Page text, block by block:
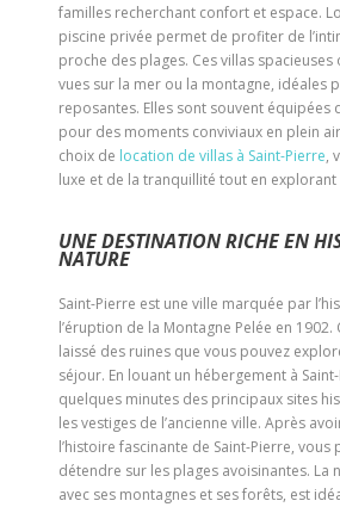
familles recherchant confort et espace.
piscine privée permet de profiter de
proche des plages. Ces villas
vues sur la mer ou la montagne, idéales
reposantes. Elles sont souvent équipées
pour des moments conviviaux en plein
choix de location de villas à Saint-Pierre,
luxe et de la tranquillité tout en
UNE DESTINATION RICHE EN
NATURE
Saint-Pierre est une ville marquée par
l’éruption de la Montagne Pelée en
laissé des ruines que vous pouvez
séjour. En louant un hébergement à
quelques minutes des principaux sites
les vestiges de l’ancienne ville. Après
l’histoire fascinante de Saint-Pierre, vous
détendre sur les plages avoisinantes. La
avec ses montagnes et ses forêts, est